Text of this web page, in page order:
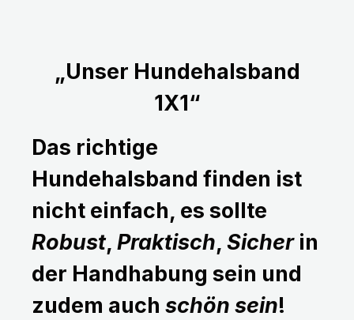
„Unser Hundehalsband
1X1“
Das richtige
Hundehalsband finden ist
nicht einfach, es sollte
Robust, Praktisch, Sicherin
der Handhabung sein und
zudem auch schön sein!